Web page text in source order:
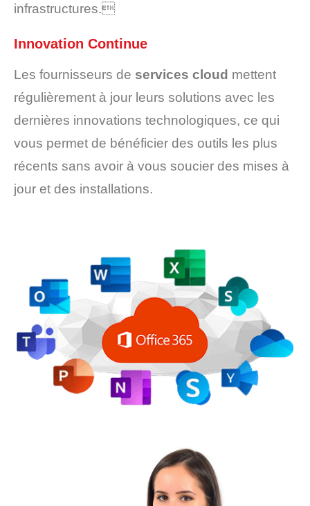
infrastructures.
Innovation Continue
Les fournisseurs de services cloud mettent
régulièrement à jour leurs solutions avec les
dernières innovations technologiques, ce qui
vous permet de bénéficier des outils les plus
récents sans avoir à vous soucier des mises à
jour et des installations.